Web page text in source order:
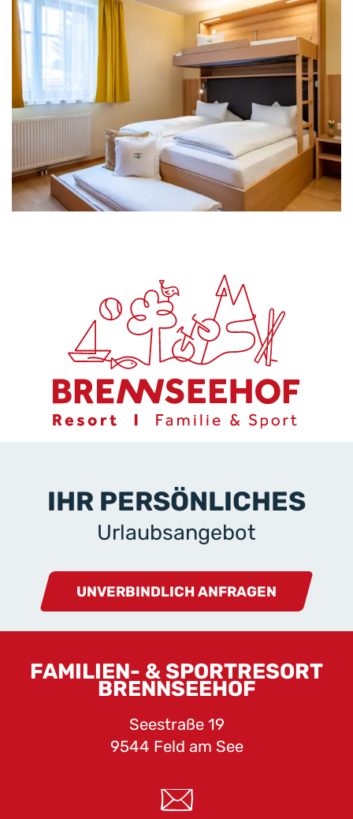
IHR PERSÖNLICHES
Urlaubsangebot
UNVERBINDLICH ANFRAGEN
FAMILIEN- & SPORTRESORT
BRENNSEEHOF
Seestraße 19
9544 Feld am See